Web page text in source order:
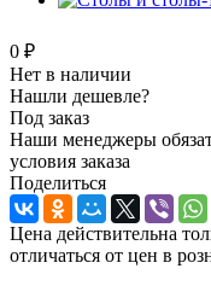
0 ₽
Нет в наличии
Нашли дешевле?
Под заказ
Наши менеджеры
условия заказа
Поделиться
Цена действительна
отличаться от цен в